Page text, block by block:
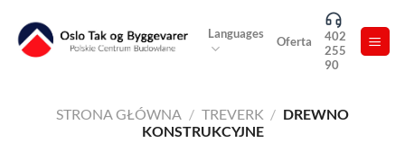
content
Languages
Oferta
402
255
90
STRONA GŁÓWNA / TREVERK / DREWNO
KONSTRUKCYJNE